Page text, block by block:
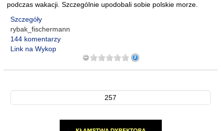
podczas wakacji. Szczególnie upodobali sobie polskie morze.
Szczegóły
rybak_fischermann
144 komentarzy
Link na Wykop
257